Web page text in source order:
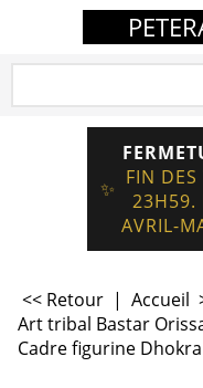
✨ FIN
23H59.
AVRIL-
<< Retour | Accueil
Art tribal Bastar
Cadre figurine